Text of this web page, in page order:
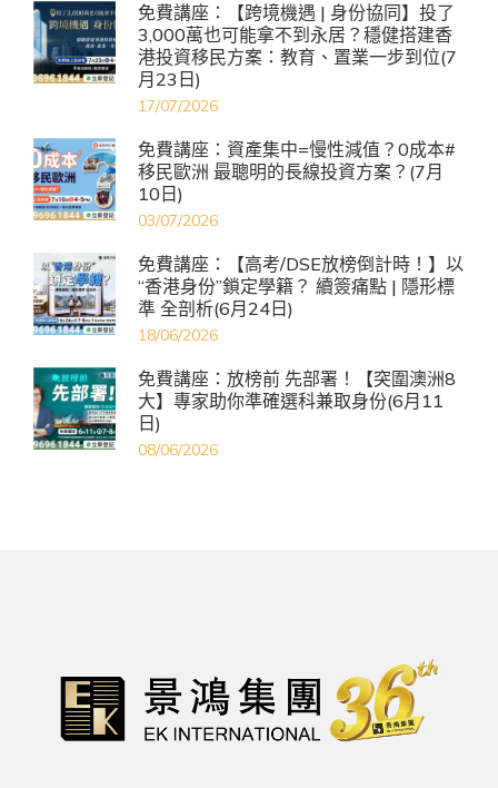
免費講座：【跨境機遇 | 身份協同】投了
3,000萬也可能拿不到永居？穩健搭建香
港投資移民方案：教育、置業一步到位(7
月23日)
17/07/2026
免費講座：資產集中=慢性減值？0成本#
移民歐洲 最聰明的長線投資方案？(7月
10日)
03/07/2026
免費講座：【高考/DSE放榜倒計時！】以
“香港身份”鎖定學籍？ 續簽痛點 | 隱形標
準 全剖析(6月24日)
18/06/2026
免費講座：放榜前 先部署！【突圍澳洲8
大】專家助你準確選科兼取身份(6月11
日)
08/06/2026